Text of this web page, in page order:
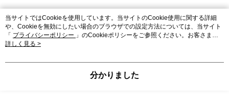
人気タグ
当サイトではCookieを使用しています。当サイトのCookie使用に関する詳細
や、Cookieを無効にしたい場合のブラウザでの設定方法については、当サイト
「 プライバシーポリシー 」のCookieポリシーをご参照ください。お客さま
が、当サイトを引き続き使用される場合、当社がサイト利用規約のCookieポリ
詳しく見る >
分かりました